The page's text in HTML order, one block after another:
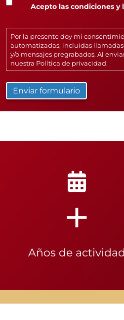
Acepto las condiciones
Por la presente doy mi
automatizadas, incluidas
y/o mensajes pregrabados. Al
nuestra Política de privacidad.
+
Años de actividad